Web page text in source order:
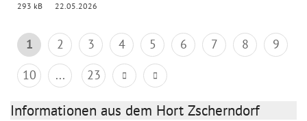
293 kB
22.05.2026
1 2 3 4 5 6 7 8
9
10
... 23
Informationen aus dem Hort Zscherndorf